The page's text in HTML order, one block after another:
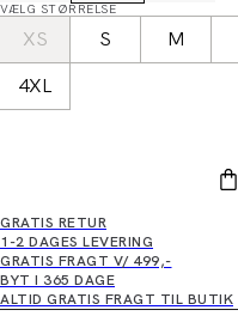
VÆLG STØRRELSE
XS S M
4XL
GRATIS RETUR
1-2 DAGES LEVERING
GRATIS FRAGT V/ 499,-
BYT I 365 DAGE
ALTID GRATIS FRAGT TIL BUTIK